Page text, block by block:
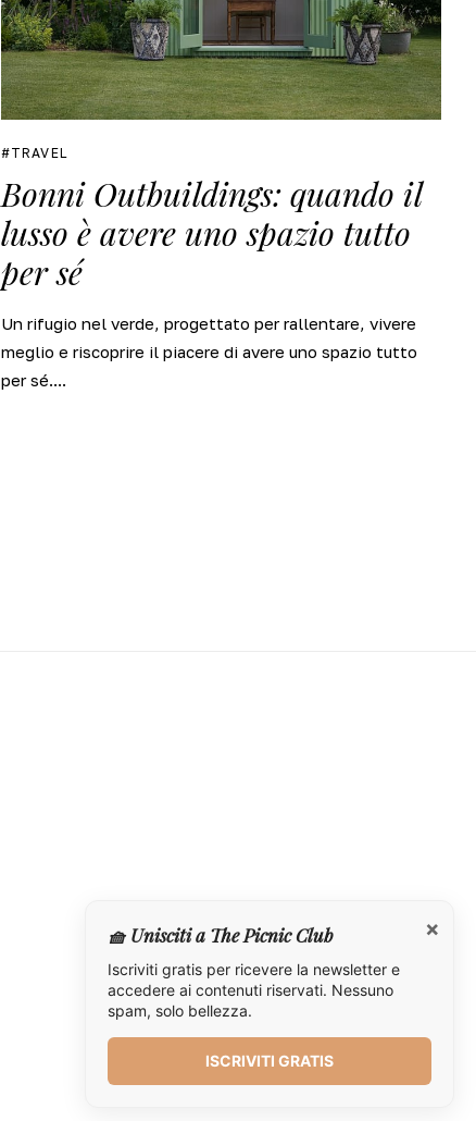
TRAVEL
Bonni Outbuildings: quando il
lusso è avere uno spazio tutto
per sé
Un rifugio nel verde, progettato per rallentare, vivere
meglio e riscoprire il piacere di avere uno spazio tutto
per sé....
×
🧺 Unisciti a The Picnic Club
Iscriviti gratis per ricevere la newsletter e
accedere ai contenuti riservati. Nessuno
spam, solo bellezza.
ISCRIVITI GRATIS